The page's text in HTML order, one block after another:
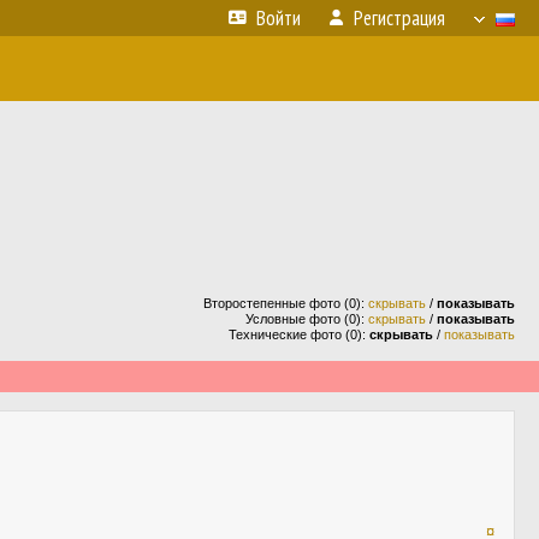
Войти Регистрация
Второстепенные фото (0): скрывать / показывать
Условные фото (0): скрывать / показывать
Технические фото (0): скрывать / показывать
¤